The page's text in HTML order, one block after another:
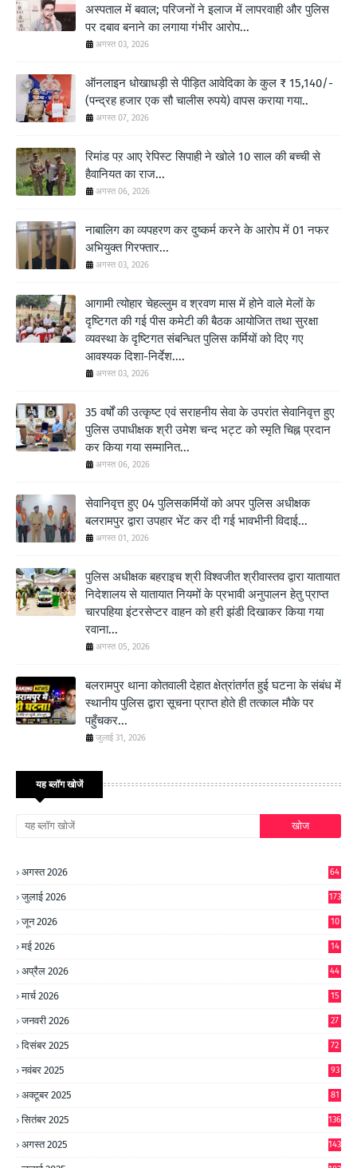
अस्पताल में बवाल; परिजनों ने इलाज में लापरवाही और पुलिस
पर दबाव बनाने का लगाया गंभीर आरोप...
अगस्त 03, 2026
ऑनलाइन धोखाधड़ी से पीड़ित आवेदिका के कुल ₹ 15,140/-
(पन्द्रह हजार एक सौ चालीस रुपये) वापस कराया गया..
अगस्त 07, 2026
रिमांड पऱ आए रेपिस्ट सिपाही ने खोले 10 साल की बच्ची से
हैवानियत का राज...
अगस्त 06, 2026
नाबालिग का व्यपहरण कर दुष्कर्म करने के आरोप में 01 नफर
अभियुक्त गिरफ्तार...
अगस्त 03, 2026
आगामी त्योहार चेहल्लुम व श्रवण मास में होने वाले मेलों के
दृष्टिगत की गई पीस कमेटी की बैठक आयोजित तथा सुरक्षा
व्यवस्था के दृष्टिगत संबन्धित पुलिस कर्मियों को दिए गए
आवश्यक दिशा-निर्देश....
अगस्त 03, 2026
35 वर्षों की उत्कृष्ट एवं सराहनीय सेवा के उपरांत सेवानिवृत्त हुए
पुलिस उपाधीक्षक श्री उमेश चन्द भट्ट को स्मृति चिह्न प्रदान
कर किया गया सम्मानित...
अगस्त 06, 2026
सेवानिवृत्त हुए 04 पुलिसकर्मियों को अपर पुलिस अधीक्षक
बलरामपुर द्वारा उपहार भेंट कर दी गई भावभीनी विदाई...
अगस्त 01, 2026
पुलिस अधीक्षक बहराइच श्री विश्वजीत श्रीवास्तव द्वारा यातायात
निदेशालय से यातायात नियमों के प्रभावी अनुपालन हेतु प्राप्त
चारपहिया इंटरसेप्टर वाहन को हरी झंडी दिखाकर किया गया
रवाना...
अगस्त 05, 2026
बलरामपुर थाना कोतवाली देहात क्षेत्रांतर्गत हुई घटना के संबंध में
स्थानीय पुलिस द्वारा सूचना प्राप्त होते ही तत्काल मौके पर
पहुँचकर...
जुलाई 31, 2026
यह ब्लॉग खोजें
अगस्त 2026 64
जुलाई 2026 173
जून 2026
10
मई 2026
14
अप्रैल 2026 44
मार्च 2026 15
जनवरी 2026 27
दिसंबर 2025 72
नवंबर 2025 93
अक्टूबर 2025 81
सितंबर 2025 136
अगस्त 2025 143